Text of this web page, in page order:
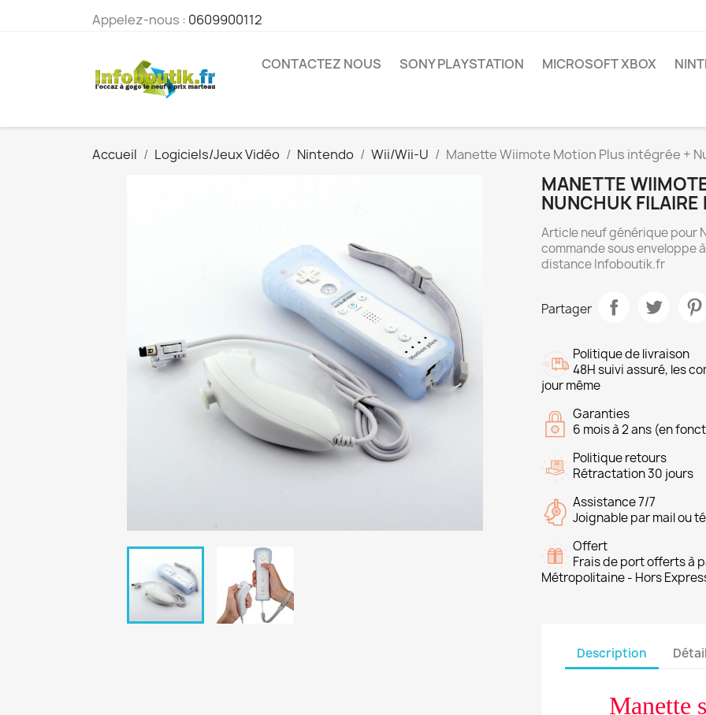
Appelez-nous : 0609900112
CONTACTEZ NOUS SONY PLAYSTATION MICROSOFT XBOX
Accueil Logiciels/Jeux Vidéo Nintendo Wii/Wii-U Manette Wiimote Motion Plus intégrée +
MANETTE
NUNCHUK
Article neuf générique pour
commande sous enveloppe
distance Infoboutik.fr
Partager
Politique de livraison
48H suivi assuré, les
jour même
Garanties
6 mois à 2 ans (en
Politique retours
Rétractation 30 jours
Assistance 7/7
Joignable par mail ou
Offert
Frais de port offerts à
Métropolitaine - Hors
Description
Manette